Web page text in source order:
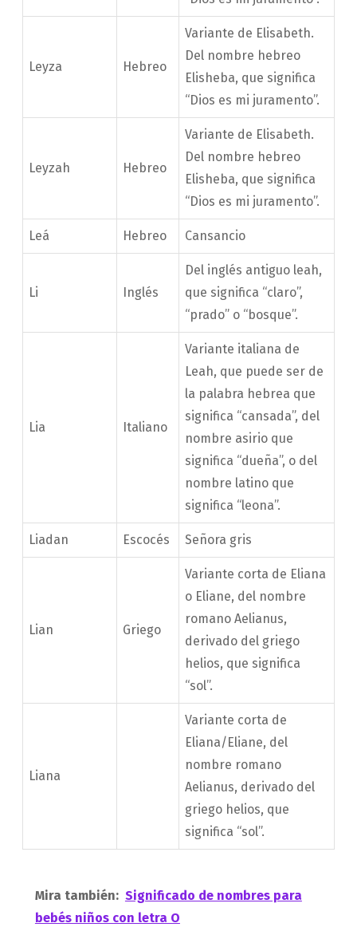
Leyza Hebreo
Variante de Elisabeth.
Del nombre hebreo
Elisheba, que significa
“Dios es mi juramento”.
Leyzah Hebreo
Variante de Elisabeth.
Del nombre hebreo
Elisheba, que significa
“Dios es mi juramento”.
Leá Hebreo Cansancio
Li Inglés
Del inglés antiguo leah,
que significa “claro”,
“prado” o “bosque”.
Lia Italiano
Variante italiana de
Leah, que puede ser de
la palabra hebrea que
significa “cansada”, del
nombre asirio que
significa “dueña”, o del
nombre latino que
significa “leona”.
Liadan Escocés Señora gris
Lian Griego
Variante corta de Eliana
o Eliane, del nombre
romano Aelianus,
derivado del griego
helios, que significa
“sol”.
Liana
Variante corta de
Eliana/Eliane, del
nombre romano
Aelianus, derivado del
griego helios, que
significa “sol”.
Mira también: Significado de nombres para
bebés niños con letra O